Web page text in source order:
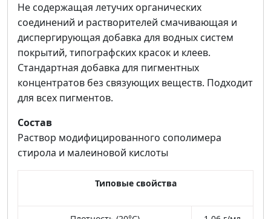
Не содержащая летучих органических
соединений и растворителей смачивающая и
диспергирующая добавка для водных систем
покрытий, типографских красок и клеев.
Стандартная добавка для пигментных
концентратов без связующих веществ. Подходит
для всех пигментов.
Состав
Раствор модифицированного сополимера
стирола и малеиновой кислоты
Типовые свойства